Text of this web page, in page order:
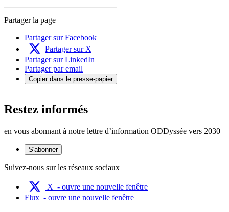
Partager la page
Partager sur Facebook
Partager sur X
Partager sur LinkedIn
Partager par email
Copier dans le presse-papier
Restez informés
en vous abonnant à notre lettre d’information ODDyssée vers 2030
S'abonner
Suivez-nous sur les réseaux sociaux
X - ouvre une nouvelle fenêtre
Flux - ouvre une nouvelle fenêtre